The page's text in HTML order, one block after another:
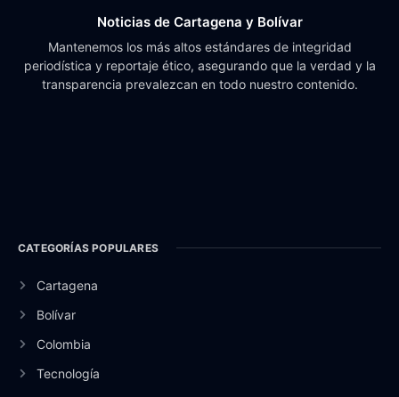
Noticias de Cartagena y Bolívar
Mantenemos los más altos estándares de integridad
periodística y reportaje ético, asegurando que la verdad y la
transparencia prevalezcan en todo nuestro contenido.
CATEGORÍAS POPULARES
Cartagena
Bolívar
Colombia
Tecnología